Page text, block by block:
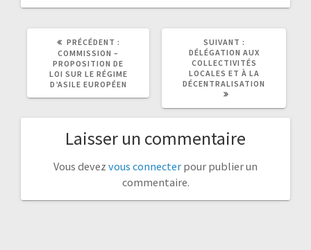
PRÉCÉDENT :
ARTICLE
PRÉCÉDENT
COMMISSION –
PROPOSITION DE
LOI SUR LE RÉGIME
D’ASILE EUROPÉEN
SUIVANT :
ARTICLE
DÉLÉGATION AUX
COLLECTIVITÉS
LOCALES ET À LA
DÉCENTRALISATION
Laisser un commentaire
Vous devez vous connecter pour publier un
commentaire.